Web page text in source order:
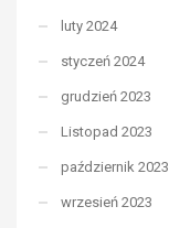
luty 2024
styczeń 2024
grudzień 2023
Listopad 2023
październik 2023
wrzesień 2023